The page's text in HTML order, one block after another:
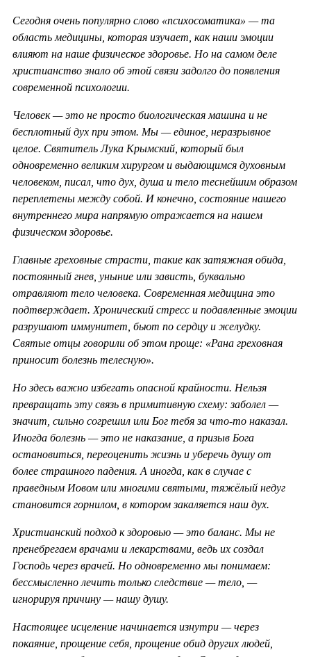
Сегодня очень популярно слово «психосоматика» — та
область медицины, которая изучает, как наши эмоции
влияют на наше физическое здоровье. Но на самом деле
христианство знало об этой связи задолго до появления
современной психологии.
Человек — это не просто биологическая машина и не
бесплотный дух при этом. Мы — единое, неразрывное
целое. Святитель Лука Крымский, который был
одновременно великим хирургом и выдающимся духовным
человеком, писал, что дух, душа и тело теснейшим образом
переплетены между собой. И конечно, состояние нашего
внутреннего мира напрямую отражается на нашем
физическом здоровье.
Главные греховные страсти, такие как затяжная обида,
постоянный гнев, уныние или зависть, буквально
отравляют тело человека. Современная медицина это
подтверждает. Хронический стресс и подавленные эмоции
разрушают иммунитет, бьют по сердцу и желудку.
Святые отцы говорили об этом проще: «Рана греховная
приносит болезнь телесную».
Но здесь важно избегать опасной крайности. Нельзя
превращать эту связь в примитивную схему: заболел —
значит, сильно согрешил или Бог тебя за что-то наказал.
Иногда болезнь — это не наказание, а призыв Бога
остановиться, переоценить жизнь и уберечь душу от
более страшного падения. А иногда, как в случае с
праведным Иовом или многими святыми, тяжёлый недуг
становится горнилом, в котором закаляется наш дух.
Христианский подход к здоровью — это баланс. Мы не
пренебрегаем врачами и лекарствами, ведь их создал
Господь через врачей. Но одновременно мы понимаем:
бессмысленно лечить только следствие — тело, —
игнорируя причину — нашу душу.
Настоящее исцеление начинается изнутри — через
покаяние, прощение себя, прощение обид других людей,